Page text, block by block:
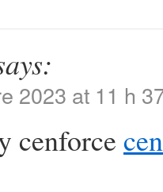
2023 at 11 h
cenforce